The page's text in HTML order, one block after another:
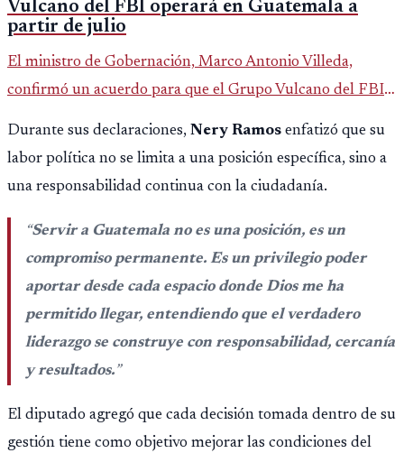
Vulcano del FBI operará en Guatemala a
partir de julio
El ministro de Gobernación, Marco Antonio Villeda,
confirmó un acuerdo para que el Grupo Vulcano del FBI
Durante sus declaraciones, Nery Ramos enfatizó que su
labor política no se limita a una posición específica, sino a
una responsabilidad continua con la ciudadanía.
“Servir a Guatemala no es una posición, es un
compromiso permanente. Es un privilegio poder
aportar desde cada espacio donde Dios me ha
permitido llegar, entendiendo que el verdadero
liderazgo se construye con responsabilidad, cercanía
y resultados.”
El diputado agregó que cada decisión tomada dentro de su
gestión tiene como objetivo mejorar las condiciones del